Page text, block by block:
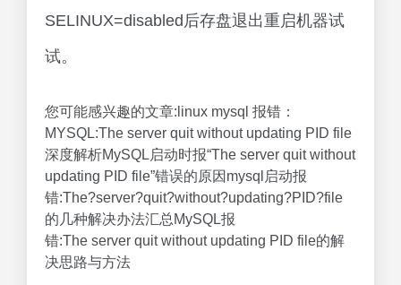
SELINUX=disabled后存盘退出重启机器试
试。
您可能感兴趣的文章:linux mysql 报错：
MYSQL:The server quit without updating PID file
深度解析MySQL启动时报“The server quit without
updating PID file”错误的原因mysql启动报
错:The?server?quit?without?updating?PID?file
的几种解决办法汇总MySQL报
错:The server quit without updating PID file的解
决思路与方法